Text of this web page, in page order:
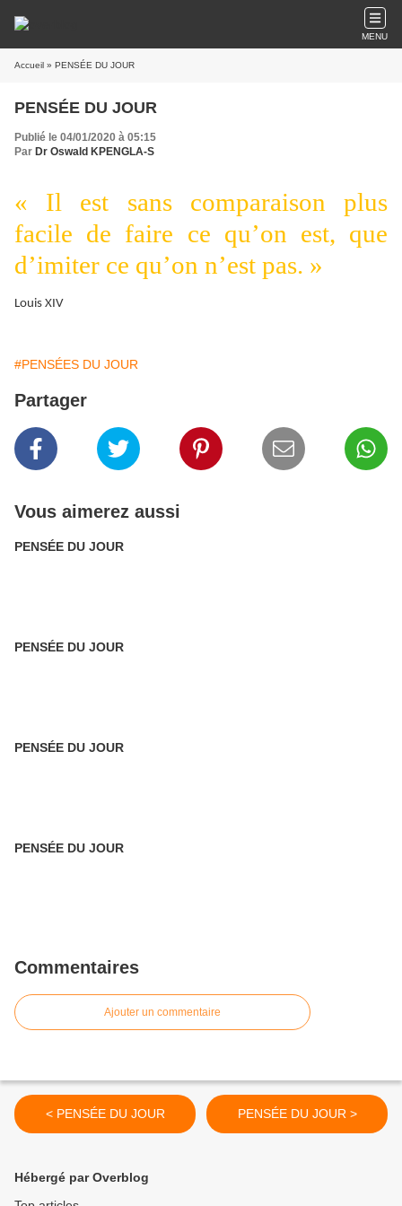
MENU
Accueil » PENSÉE DU JOUR
PENSÉE DU JOUR
Publié le 04/01/2020 à 05:15
Par Dr Oswald KPENGLA-S
« Il est sans comparaison plus
facile de faire ce qu’on est, que
d’imiter ce qu’on n’est pas. »
Louis XIV
#PENSÉES DU JOUR
Partager
Vous aimerez aussi
PENSÉE DU JOUR
PENSÉE DU JOUR
PENSÉE DU JOUR
PENSÉE DU JOUR
Commentaires
Ajouter un commentaire
< PENSÉE DU JOUR PENSÉE DU JOUR >
Hébergé par Overblog